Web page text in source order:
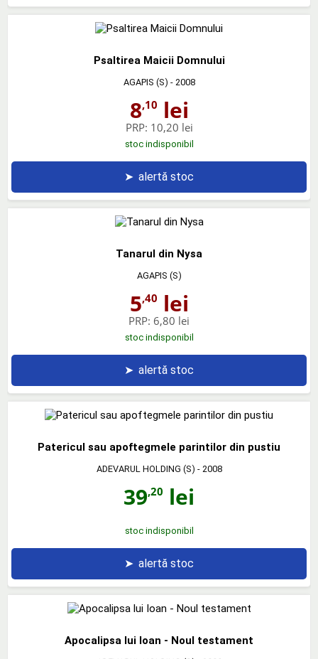
Psaltirea Maicii Domnului
AGAPIS (S) - 2008
8,10 lei
PRP: 10,20 lei
stoc indisponibil
➤ alertă stoc
Tanarul din Nysa
AGAPIS (S)
5,40 lei
PRP: 6,80 lei
stoc indisponibil
➤ alertă stoc
Patericul sau apoftegmele parintilor din pustiu
ADEVARUL HOLDING (S) - 2008
39,20 lei
stoc indisponibil
➤ alertă stoc
Apocalipsa lui Ioan - Noul testament